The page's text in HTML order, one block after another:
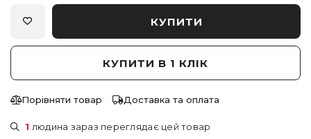
КУПИТИ
КУПИТИ В 1 КЛІК
Порівняти товар Доставка та оплата
1 людина зараз переглядає цей товар